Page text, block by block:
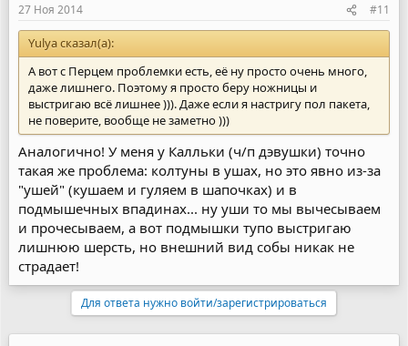
27 Ноя 2014 #11
Yulya сказал(а):
А вот с Перцем проблемки есть, её ну просто очень много,
даже лишнего. Поэтому я просто беру ножницы и
выстригаю всё лишнее ))). Даже если я настригу пол пакета,
не поверите, вообще не заметно )))
Аналогично! У меня у Калльки (ч/п дэвушки) точно
такая же проблема: колтуны в ушах, но это явно из-за
"ушей" (кушаем и гуляем в шапочках) и в
подмышечных впадинах... ну уши то мы вычесываем
и прочесываем, а вот подмышки тупо выстригаю
лишнюю шерсть, но внешний вид собы никак не
страдает!
Для ответа нужно войти/зарегистрироваться